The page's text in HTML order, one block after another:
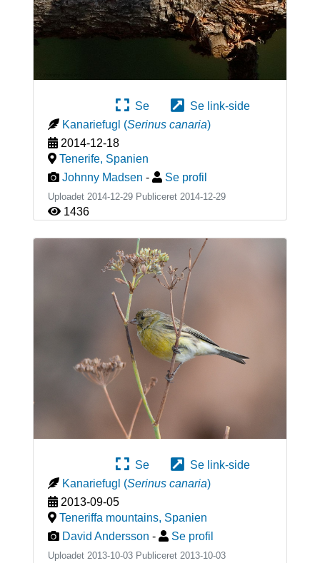
Se
Se link-side
Kanariefugl (Serinus canaria)
2014-12-18
Tenerife, Spanien
Johnny Madsen - Se profil
Uploadet 2014-12-29 Publiceret 2014-12-29
1436
Se
Se link-side
Kanariefugl (Serinus canaria)
2013-09-05
Teneriffa mountains, Spanien
David Andersson - Se profil
Uploadet 2013-10-03 Publiceret 2013-10-03